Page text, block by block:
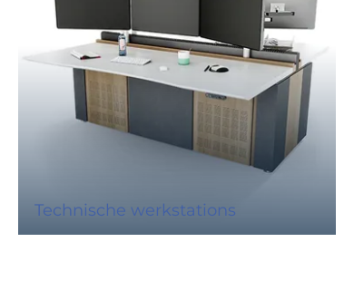
Technische werkstations